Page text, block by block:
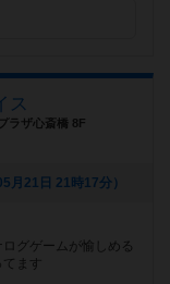
ス
ラザ心斎橋 8F
月21日 21時17分）
グゲームが愉しめる
ます